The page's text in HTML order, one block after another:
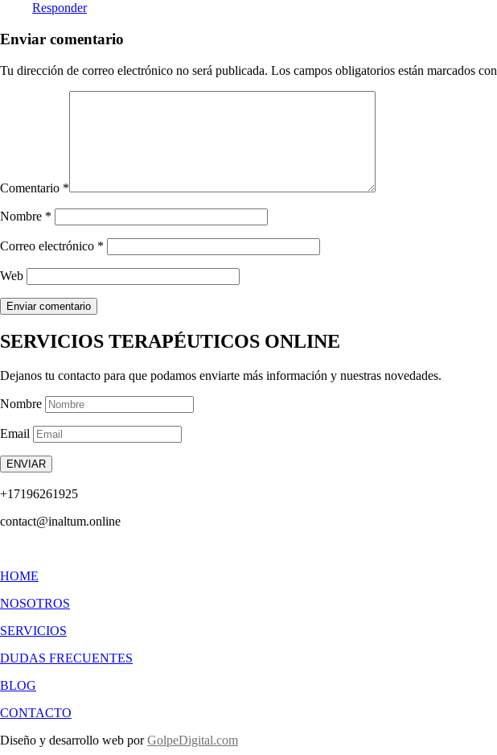
Responder
Enviar comentario
Tu dirección de correo electrónico no será publicada. Los campos obligatorios están marcados con
Comentario *
Nombre *
Correo electrónico *
Web
SERVICIOS TERAPÉUTICOS ONLINE
Dejanos tu contacto para que podamos enviarte más información y nuestras novedades.
Nombre
Email
ENVIAR
+17196261925
contact@inaltum.online
HOME
NOSOTROS
SERVICIOS
DUDAS FRECUENTES
BLOG
CONTACTO
Diseño y desarrollo web porGolpeDigital.com